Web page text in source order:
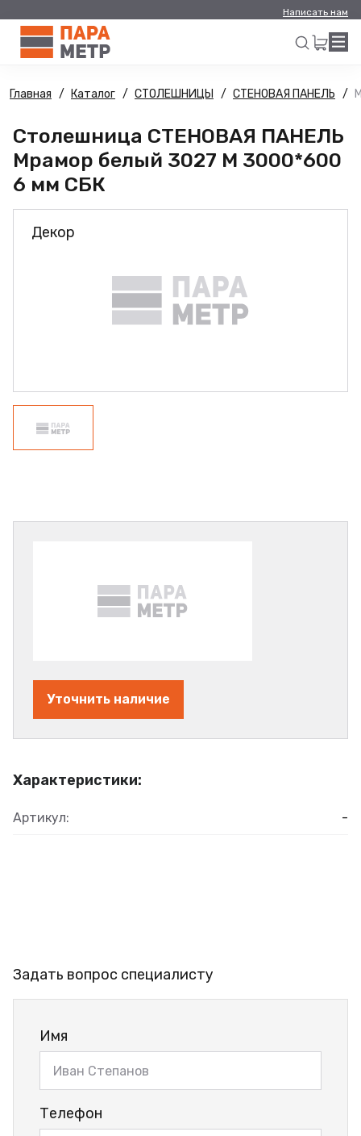
Написать нам
Искать
Главная Каталог СТОЛЕШНИЦЫ СТЕНОВАЯ ПАНЕЛЬ
Столешница СТЕНОВАЯ ПАНЕЛЬ
Мрамор белый 3027 М 3000*600
6 мм СБК
Декор
Характеристики:
Артикул: -
Уточнить наличие
Задать вопрос специалисту
Имя
Телефон